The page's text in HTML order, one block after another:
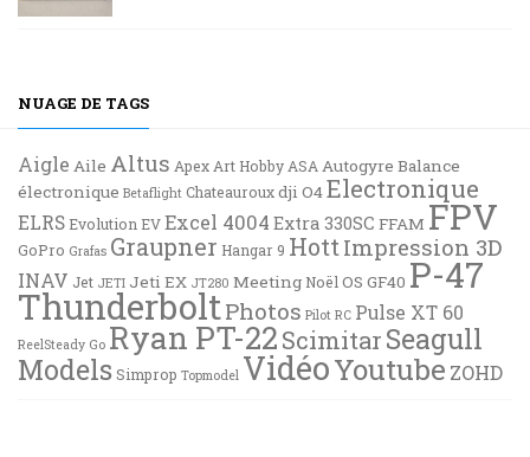
NUAGE DE TAGS
Aigle Aile Altus Apex Art Hobby ASA Autogyre Balance
électronique Betaflight Chateaurouxdji O4Electronique
ELRS Evolution EVExcel 4004 Extra 330SC FFAM FPV
GoPro Grafas Graupner Hangar 9 Hott Impression 3D
INAV Jet JETI Jeti EX JT280 Meeting Noël OS GF40 P-47
ThunderboltPhotos Pilot RC Pulse XT 60
ReelSteady Go Ryan PT-22ScimitarSeagull
ModelsSimprop Topmodel VidéoYoutube ZOHD